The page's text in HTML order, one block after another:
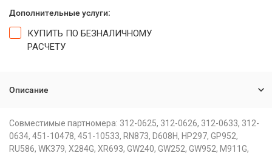
Дополнительные услуги:
КУПИТЬ ПО БЕЗНАЛИЧНОМУ
РАСЧЕТУ
Описание
Совместимые партномера: 312-0625, 312-0626, 312-0633, 312-
0634, 451-10478, 451-10533, RN873, D608H, HP297, GP952,
RU586, WK379, X284G, XR693, GW240, GW252, GW952, M911G,